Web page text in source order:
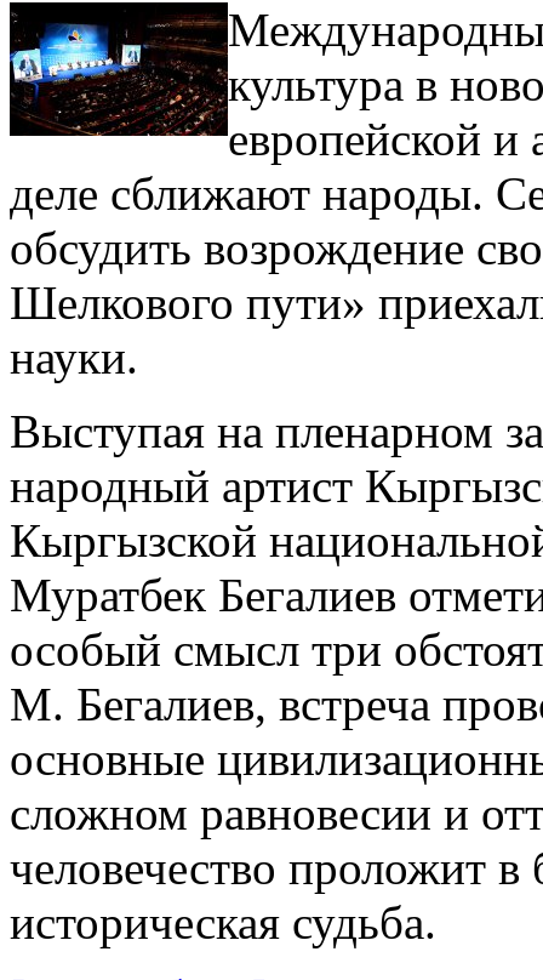
культура в
европейской и
деле сближают народы.
обсудить возрождение
Шелкового пути»
науки.
Выступая на пленарном
народный артист
Кыргызской
Муратбек Бегалиев
особый смысл три
М. Бегалиев, встреча
основные
сложном равновесии и
человечество проложит в
историческая судьба.